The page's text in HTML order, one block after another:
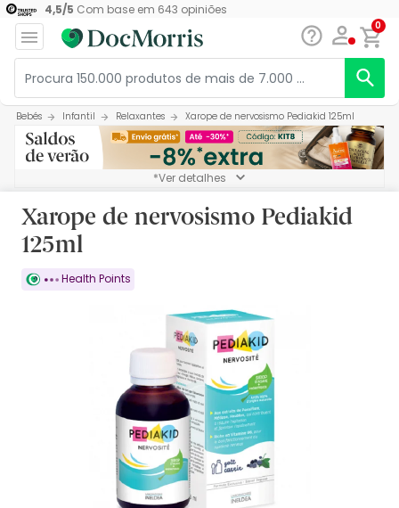
4,5/5 Com base em 643 opiniões
0
Bebés Infantil Relaxantes Xarope de nervosismo Pediakid 125ml
*Ver detalhes
Xarope de nervosismo Pediakid
125ml
Health Points